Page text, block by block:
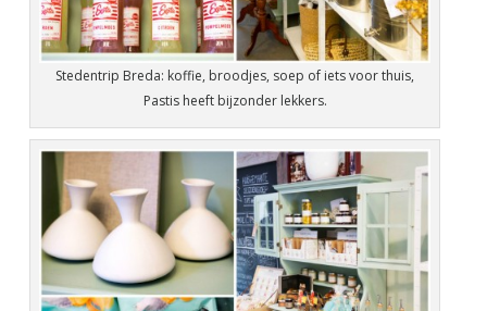
Stedentrip Breda: koffie, broodjes, soep of iets voor thuis,
Pastis heeft bijzonder lekkers.